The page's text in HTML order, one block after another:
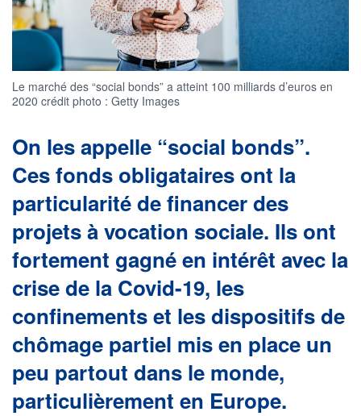
Le marché des “social bonds” a atteint 100 milliards d’euros en
2020 crédit photo : Getty Images
On les appelle “social bonds”.
Ces fonds obligataires ont la
particularité de financer des
projets à vocation sociale. Ils ont
fortement gagné en intérêt avec la
crise de la Covid-19, les
confinements et les dispositifs de
chômage partiel mis en place un
peu partout dans le monde,
particulièrement en Europe.